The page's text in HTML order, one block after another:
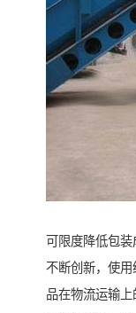
可限度降低包
不断创新，使
品在物流运输